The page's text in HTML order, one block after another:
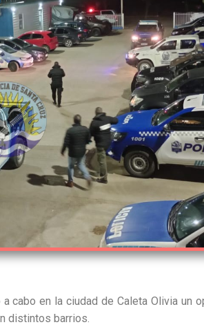
cabo en la ciudad de Caleta Olivia un
distintos barrios.